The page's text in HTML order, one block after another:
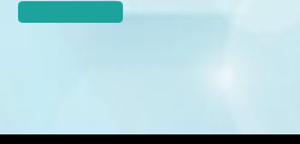
Scopri quali